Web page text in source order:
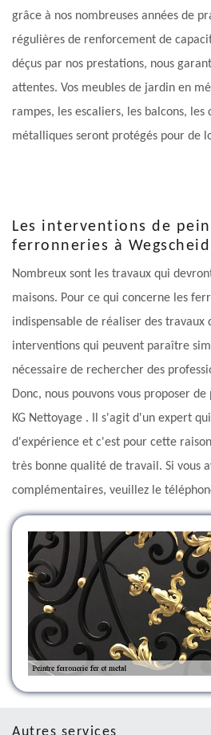
grâce à nos nombreuses années de
régulières de renforcement de
déçus par nos prestations, nous
attentes. Vos meubles de jardin en
rampes, les escaliers, les balcons,
métalliques seront protégés pour de
Les interventions de
ferronneries à
Nombreux sont les travaux qui
maisons. Pour ce qui concerne les
indispensable de réaliser des travaux
interventions qui peuvent paraître
nécessaire de rechercher des
Donc, nous pouvons vous proposer
KG Nettoyage . Il s'agit d'un expert
d'expérience et c'est pour cette
très bonne qualité de travail. Si vous
complémentaires, veuillez le